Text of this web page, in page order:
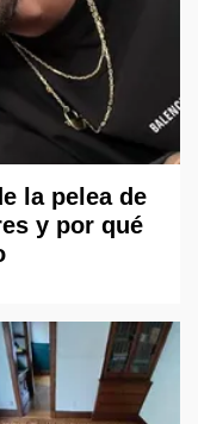
la pelea de
y por qué